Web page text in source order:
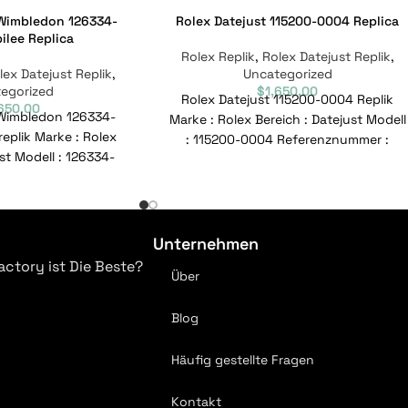
126334-
Replica
Datejust Replik,
126334-
Marke : Rolex
Modell : 126334-
Rolex Datejust 115200-0004 Replica
Rolex Replik, Rolex Datejust Replik,
Uncategorized
$1,650.00
Rolex Datejust 115200-0004 Replik
Marke : Rolex Bereich : Datejust Modell
: 115200-0004 Referenznummer :
ist Die Beste?
Unternehmen
Über
Blog
Häufig gestellte Fragen
Kontakt